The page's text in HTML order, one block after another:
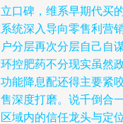
口碑，维系早期代买
统深入导向零售利营
分层再次分层自己自
控肥药不分现实虽然
能降息配还得主要紧
深度打磨。说千倒合
域内的信任龙头与定